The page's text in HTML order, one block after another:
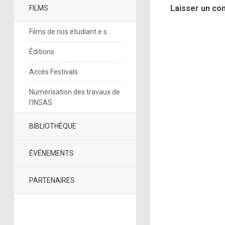
FILMS
Films de nos étudiant.e.s
Éditions
Accès Festivals
Numérisation des travaux de
l’INSAS
BIBLIOTHÈQUE
ÉVÉNEMENTS
PARTENAIRES
Laisser un